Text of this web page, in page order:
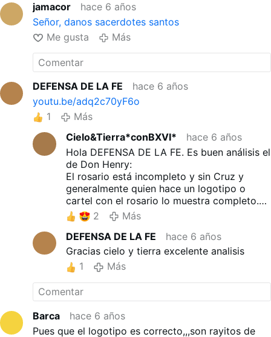
jamacor
hace 6 años
Señor, danos sacerdotes santos
Me gusta
Más
DEFENSA DE LA FE
hace 6 años
youtu.be/adq2c70yF6o
1
Más
Cielo&Tierra*conBXVI*
hace 6 años
Hola DEFENSA DE LA FE. Es buen análisis el
de Don Henry:
El rosario está incompleto y sin Cruz y
generalmente quien hace un logotipo o
cartel con el rosario lo muestra completo.
Una imagen de serpiente sobre la cruz,
disimulada entre blanco y amarillo,
pareciera que sube sobre la Cruz una boa.
La supuesta cara de la Virgen viendo hacia
otro lado, tiene razón y yo agregaría que:
No tiene el rostro inclinado como
generalmente se presenta la imagen de la
Virgen María, la mujer más humilde y buena
viendo a sus hijos. ¿Que mujer es realmente
la que representan? El velo no corre hasta la
frente, se corta y forma una media luna.
2
Más
DEFENSA DE LA FE
hace 6 años
Gracias cielo y tierra excelente analisis
1
Más
Barca
hace 6 años
Pues que el logotipo es correcto,,,son rayitos de